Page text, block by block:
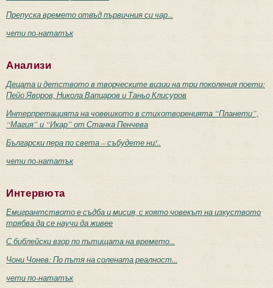
Препуска времето отвъд първичния си чар...
чети по-нататък
Анализи
Децата и детството в творческите визии на три поколения поети:
Пейо Яворов, Никола Вапцаров и Таньо Клисуров
Интерпретацията на човешкото в стихотворенията “Планети”,
“Магия” и “Икар” от Станка Пенчева
Български пера по света – събудете ни!..
чети по-нататък
Интервюта
Емигрантството е съдба и мисия, с която човекът на изкуството
трябва да се научи да живее
С библейски взор по пътищата на времето...
Чони Чонев: По пътя на солената реалност...
чети по-нататък